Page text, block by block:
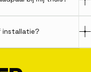
installatie?